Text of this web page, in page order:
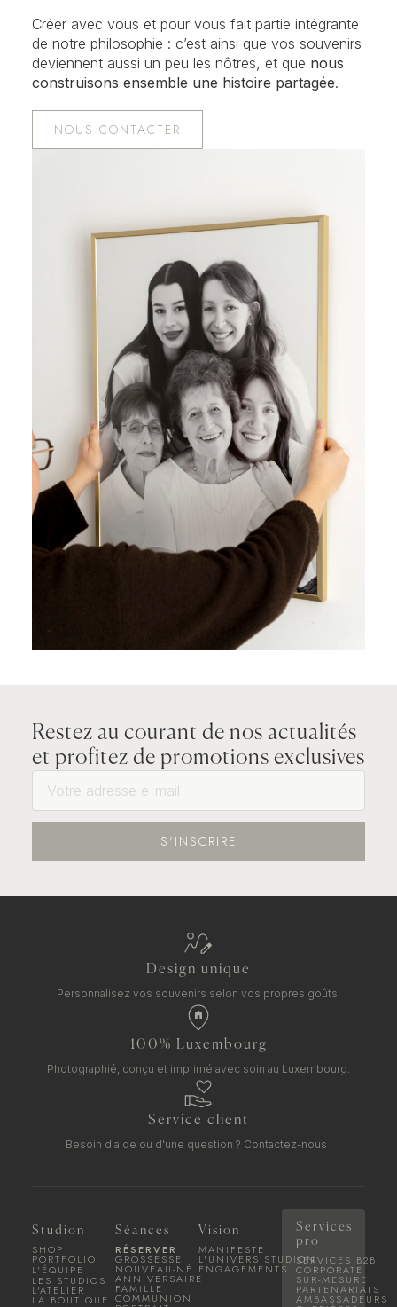
Créer avec vous et pour vous fait partie intégrante
de notre philosophie : c’est ainsi que vos souvenirs
deviennent aussi un peu les nôtres, et que nous
construisons ensemble une histoire partagée.
NOUS CONTACTER
Restez au courant de nos actualités
et profitez de promotions exclusives
S'INSCRIRE
Design unique
Personnalisez vos souvenirs selon vos propres goûts.
100% Luxembourg
Photographié, conçu et imprimé avec soin au Luxembourg.
Service client
Besoin d'aide ou d'une question ? Contactez-nous !
Studion
SHOP
PORTFOLIO
L'ÉQUIPE
LES STUDIOS
L'ATELIER
LA BOUTIQUE
Séances
RÉSERVER
GROSSESSE
NOUVEAU-NÉ
ANNIVERSAIRE
FAMILLE
COMMUNION
Vision
MANIFESTE
L'UNIVERS STUDION
ENGAGEMENTS
Services
pro
SERVICES B2B
CORPORATE
SUR-MESURE
PARTENARIATS
AMBASSADEURS